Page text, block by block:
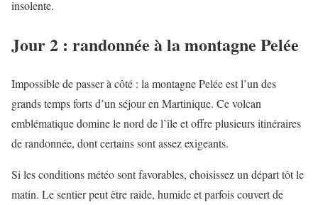
insolente.
Jour 2 : randonnée à la montagne Pelée
Impossible de passer à côté : la montagne Pelée est l’un des
grands temps forts d’un séjour en Martinique. Ce volcan
emblématique domine le nord de l’île et offre plusieurs itinéraires
de randonnée, dont certains sont assez exigeants.
Si les conditions météo sont favorables, choisissez un départ tôt le
matin. Le sentier peut être raide, humide et parfois couvert de